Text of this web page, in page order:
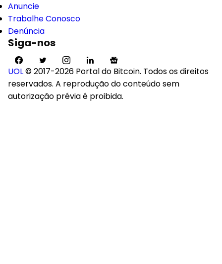
Anuncie
Trabalhe Conosco
Denúncia
Siga-nos
UOL© 2017-2026 Portal do Bitcoin. Todos os direitos
reservados. A reprodução do conteúdo sem
autorização prévia é proibida.